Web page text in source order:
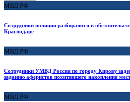
МВД РФ
Сотрудники полиции разбираются в
Краснодаре
МВД РФ
Сотрудники УМВД России по городу Кирову
заданию аферистов похитившего накопления
МВД РФ